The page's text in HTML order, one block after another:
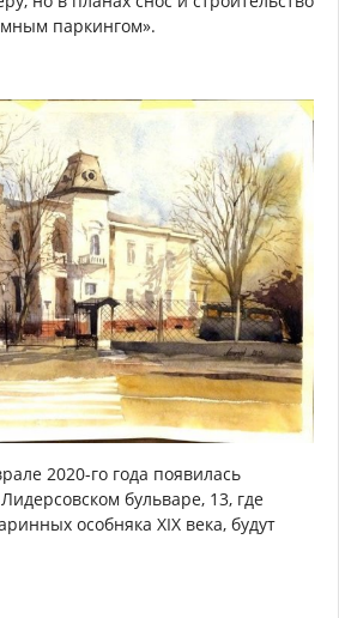
паркингом».
2020-го года появилась
бульваре, 13, где
особняка XIX века, будут